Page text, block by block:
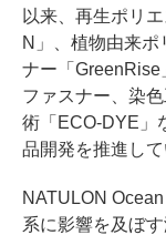
以来、再生ポリ
N」、植物由来ポ
ナー「GreenRise
ファスナー、染
術「ECO-DYE」
品開発を推進して
NATULON
系に影響を及ぼ